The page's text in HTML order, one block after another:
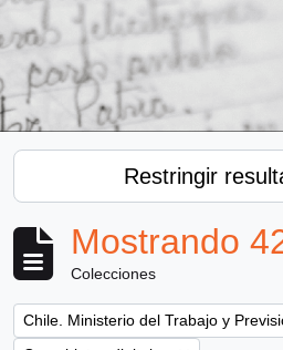
Restringir
Mostrando
Colecciones
Remove filter:
Chile. Ministerio del Trabajo y